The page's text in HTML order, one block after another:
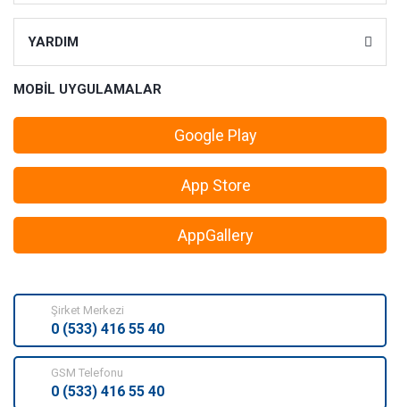
YARDIM
MOBİL UYGULAMALAR
Google Play
App Store
AppGallery
Şirket Merkezi
0 (533) 416 55 40
GSM Telefonu
0 (533) 416 55 40